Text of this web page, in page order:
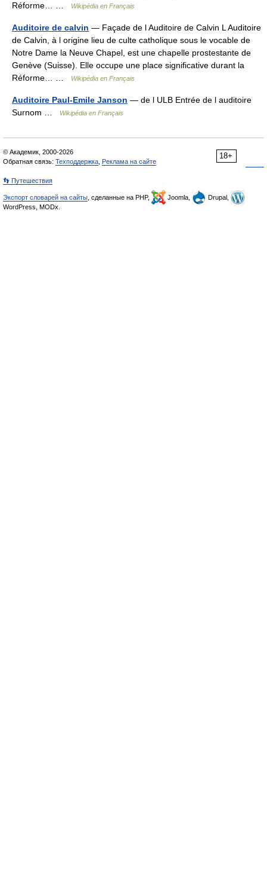
Réforme… …
Wikipédia en Français
Auditoire de calvin — Façade de l Auditoire de Calvin L Auditoire
de Calvin, à l origine lieu de culte catholique sous le vocable de
Notre Dame la Neuve Chapel, est une chapelle prostestante de
Genève (Suisse). Elle occupe une place significative durant la
Réforme… …
Wikipédia en Français
Auditoire Paul-Emile Janson — de l ULB Entrée de l auditoire
Surnom …
Wikipédia en Français
18+
© Академик, 2000-2026
Обратная связь: Техподдержка Реклама на сайте
👣 Путешествия
Экспорт словарей на сайты , сделанные на PHP, Joomla,
Drupal,
WordPress, MODx.